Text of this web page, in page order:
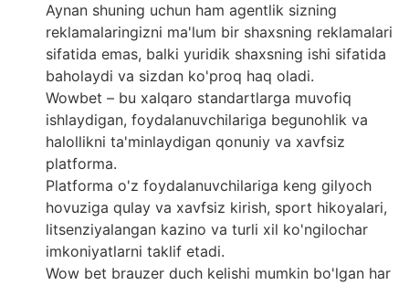
Aynan shuning uchun ham agentlik sizning
reklamalaringizni ma'lum bir shaxsning reklamalari
sifatida emas, balki yuridik shaxsning ishi sifatida
baholaydi va sizdan ko'proq haq oladi.
Wowbet – bu xalqaro standartlarga muvofiq
ishlaydigan, foydalanuvchilariga begunohlik va
halollikni ta'minlaydigan qonuniy va xavfsiz
platforma.
Platforma o'z foydalanuvchilariga keng gilyoch
hovuziga qulay va xavfsiz kirish, sport hikoyalari,
litsenziyalangan kazino va turli xil ko'ngilochar
imkoniyatlarni taklif etadi.
Wow bet brauzer duch kelishi mumkin bo'lgan har